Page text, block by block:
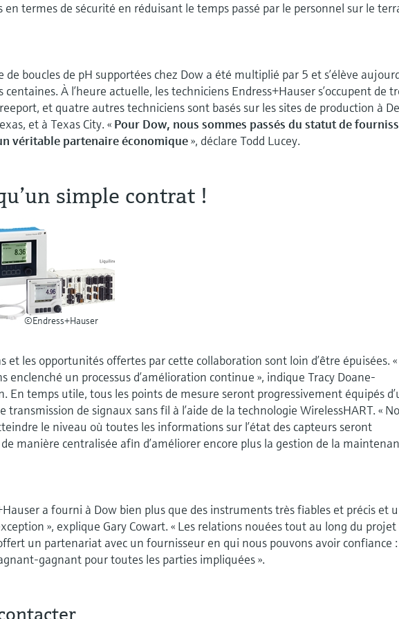
en termes de sécurité en réduisant le temps passé par le personnel sur le
de boucles de pH supportées chez Dow a été multiplié par 5 et s’élève
centaines. À l’heure actuelle, les techniciens Endress+Hauser s’occupent de
et quatre autres techniciens sont basés sur les sites de production à
et à Texas City. « Pour Dow, nous sommes passés du statut de
véritable partenaire économique», déclare Todd Lucey.
simple contrat !
©Endress+Hauser
et les opportunités offertes par cette collaboration sont loin d’être épuisées. «
enclenché un processus d’amélioration continue », indique Tracy Doane-
En temps utile, tous les points de mesure seront progressivement équipés
transmission de signaux sans fil à l’aide de la technologie WirelessHART. «
le niveau où toutes les informations sur l’état des capteurs seront
manière centralisée afin d’améliorer encore plus la gestion de la
a fourni à Dow bien plus que des instruments très fiables et précis et
», explique Gary Cowart. « Les relations nouées tout au long du projet
un partenariat avec un fournisseur en qui nous pouvons avoir confiance
gagnant pour toutes les parties impliquées ».